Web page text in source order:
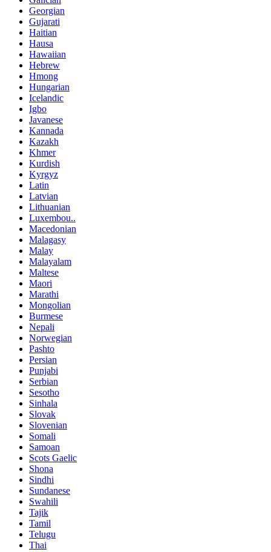
Georgian
Gujarati
Haitian
Hausa
Hawaiian
Hebrew
Hmong
Hungarian
Icelandic
Igbo
Javanese
Kannada
Kazakh
Khmer
Kurdish
Kyrgyz
Latin
Latvian
Lithuanian
Luxembou..
Macedonian
Malagasy
Malay
Malayalam
Maltese
Maori
Marathi
Mongolian
Burmese
Nepali
Norwegian
Pashto
Persian
Punjabi
Serbian
Sesotho
Sinhala
Slovak
Slovenian
Somali
Samoan
Scots Gaelic
Shona
Sindhi
Sundanese
Swahili
Tajik
Tamil
Telugu
Thai